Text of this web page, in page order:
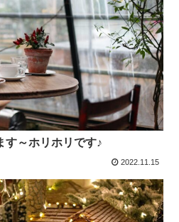
～ホリホリです♪
2022.11.15